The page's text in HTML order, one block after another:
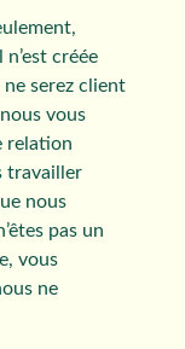
créée
serez client
vous
relation
travailler
nous
pas un
vous
ne